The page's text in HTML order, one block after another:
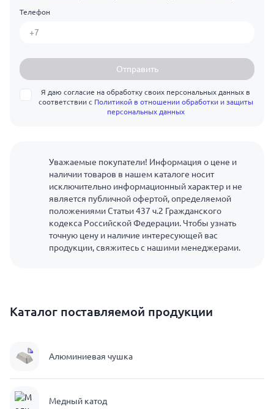
Телефон
Отправить
Я даю согласие на обработку своих персональных данных в
соответствии с Политикой в отношении обработки и защиты
персональных данных
Уважаемые покупатели! Информация о цене и
наличии товаров в нашем каталоге носит
исключительно информационный характер и не
является публичной офертой, определяемой
положениями Статьи 437 ч.2 Гражданского
кодекса Российской Федерации. Чтобы узнать
точную цену и наличие интересующей вас
продукции, свяжитесь с нашими менеджерами.
Каталог поставляемой продукции
Алюминиевая чушка
Медный катод